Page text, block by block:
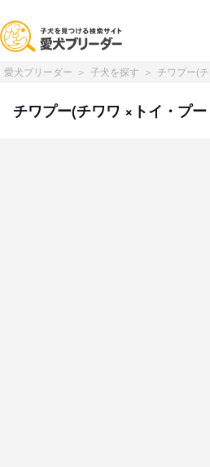
愛犬ブリーダー 子犬を探す チワプー(
チワプー(チワワ ×トイ・プ